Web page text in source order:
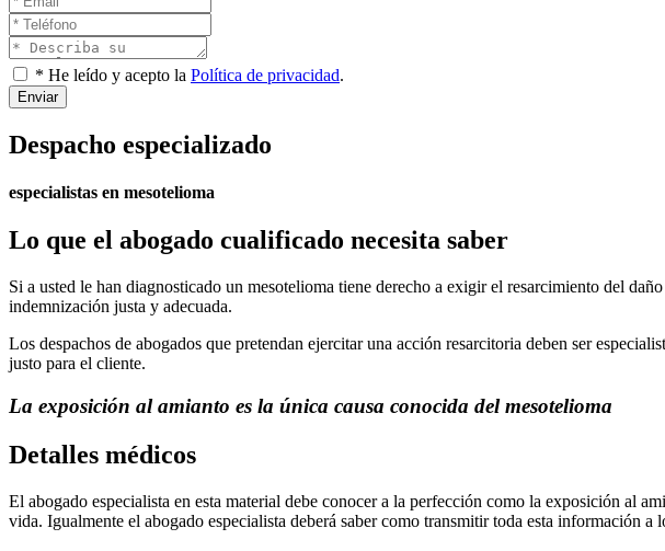
* He leído y acepto la Política de privacidad.
Enviar
Despacho especializado
especialistas en mesotelioma
Lo que el abogado cualificado necesita saber
Si a usted le han diagnosticado un mesotelioma tiene derecho a exigir el resarcimiento del
indemnización justa y adecuada.
Los despachos de abogados que pretendan ejercitar una acción resarcitoria deben ser
justo para el cliente.
La exposición al amianto es la única causa conocida del mesotelioma
Detalles médicos
El abogado especialista en esta material debe conocer a la perfección como la exposición al
vida. Igualmente el abogado especialista deberá saber como transmitir toda esta información a